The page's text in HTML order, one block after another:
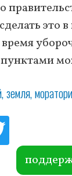
это
время
земля
itte
r